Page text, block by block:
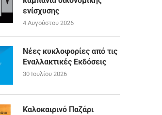
ενίσχυσης
4 Αυγούστου 2026
Νέες κυκλοφορίες από τις
Εναλλακτικές Εκδόσεις
30 Ιουλίου 2026
Καλοκαιρινό Παζάρι